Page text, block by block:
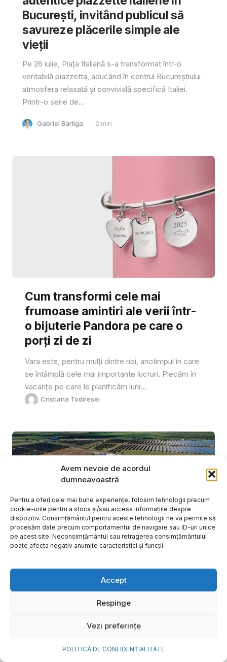
Avem nevoie de acordul
dumneavoastră
Pentru a oferi cele mai bune experiențe, folosim tehnologii precum
cookie-urile pentru a stoca și/sau accesa informațiile despre
dispozitiv. Consimțământul pentru aceste tehnologii ne va permite să
procesăm date precum comportamentul de navigare sau ID-uri unice
pe acest site. Neconsimțământul sau retragerea consimțământului
poate afecta negativ anumite caracteristici și funcții.
Accept
Respinge
Vezi preferințe
POLITICĂ DE CONFIDENȚIALITATE
București, invitând publicul să
savureze plăcerile simple ale
vieții
Pe 26 iulie, Piața Italiană s-a transformat într-o
veritabilă piazzetta, aducând în centrul Bucureștiului
atmosfera relaxată și convivială specifică Italiei.
Printr-o serie de...
Gabriel Barliga 2 min
Cum transformi cele mai
frumoase amintiri ale verii într-
o bijuterie Pandora pe care o
porți zi de zi
Vara este, pentru mulți dintre noi, anotimpul în care
se întâmplă cele mai importante lucruri. Plecăm în
vacanțe pe care le planificăm luni...
Cristiana Todiresei
NOVA Power & Gas: un program
de investiții de un miliard de
euro și o nouă promisiune de
o viață mai bună”
După aproape 20 de ani în care a investit în